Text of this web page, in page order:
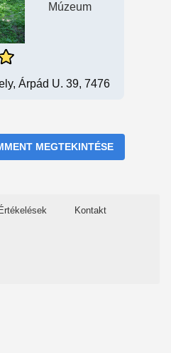
Múzeum
Árpád U. 39, 7476
MEGTEKINTÉSE
Értékelések Kontakt